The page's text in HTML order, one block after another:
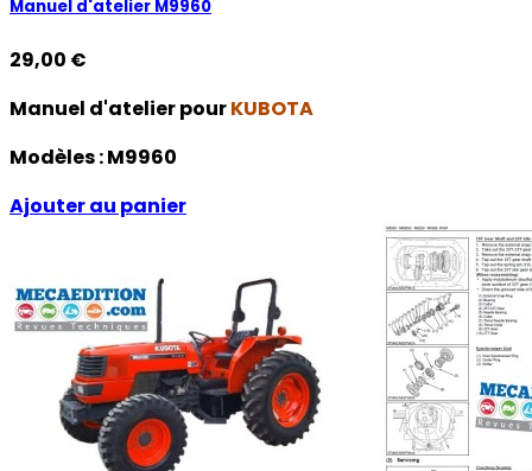
Manuel d'atelier M9960
29,00 €
Manuel d'atelier pourKUBOTA
Modèles :M9960
Ajouter au panier